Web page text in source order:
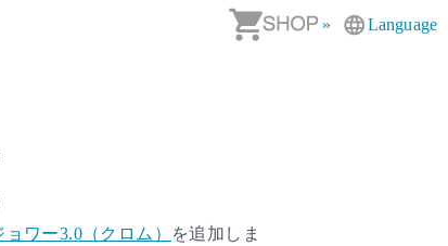
» Language
ワー3.0（クロム）
を追加しま